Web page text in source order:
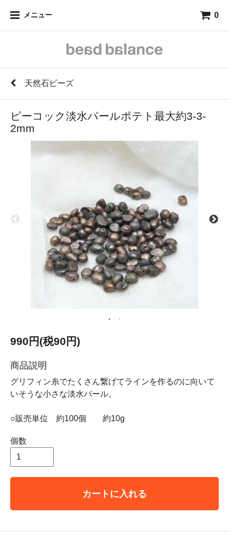
メニュー 0
天然石ビーズ
ピーコック淡水パールポテト最大約3-3-
2mm
990円(税90円)
商品説明
グリフィン糸でたくさん繋げてラインを作るのに向いて
いそうな小さな淡水パール。
○販売単位 約100個 約10g
個数
カートに入れる